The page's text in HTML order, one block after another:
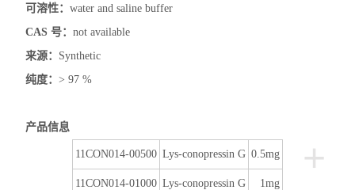
可溶性：water and saline buffer
CAS 号：not available
来源： Synthetic
纯度：> 97 %
产品信息
+
11CON014-00500 Lys-conopressin G 0.5mg
11CON014-01000 Lys-conopressin G 1mg